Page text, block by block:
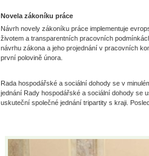
Novela zákoníku práce
Návrh novely zákoníku práce implementuje
životem a transparentních pracovních
návrhu zákona a jeho projednání v pracovních
první polovině února.
Rada hospodářské a sociální dohody se v
jednání Rady hospodářské a sociální dohody se
uskuteční společné jednání tripartity s kraji.
Zemní plyn